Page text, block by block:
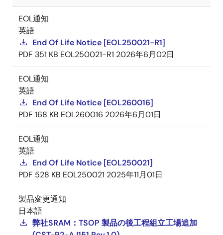
EOL通知
英語
End Of Life Notice [EOL250021-R1]
PDF 351 KB EOL250021-R1 2026年6月02日
EOL通知
英語
End Of Life Notice [EOL260016]
PDF 168 KB EOL260016 2026年6月01日
EOL通知
英語
End Of Life Notice [EOL250021]
PDF 528 KB EOL250021 2025年11月01日
製品変更通知
日本語
弊社SRAM：TSOP 製品の後工程組立工場追加